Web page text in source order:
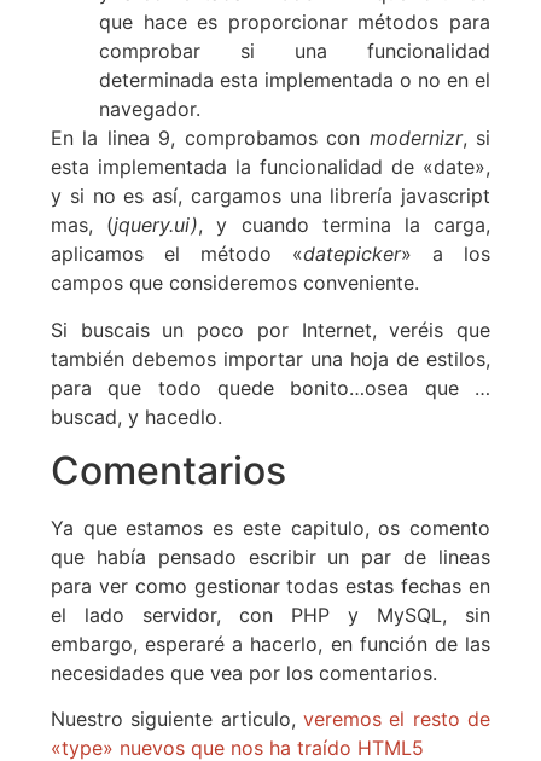
que hace es proporcionar métodos para
comprobar si una funcionalidad
determinada esta implementada o no en el
navegador.
En la linea 9, comprobamos con modernizr, si
esta implementada la funcionalidad de «date»,
y si no es así, cargamos una librería javascript
mas, (jquery.ui), y cuando termina la carga,
aplicamos el método «datepicker» a los
campos que consideremos conveniente.
Si buscais un poco por Internet, veréis que
también debemos importar una hoja de estilos,
para que todo quede bonito…osea que …
buscad, y hacedlo.
Comentarios
Ya que estamos es este capitulo, os comento
que había pensado escribir un par de lineas
para ver como gestionar todas estas fechas en
el lado servidor, con PHP y MySQL, sin
embargo, esperaré a hacerlo, en función de las
necesidades que vea por los comentarios.
Nuestro siguiente articulo, veremos el resto de
«type» nuevos que nos ha traído HTML5